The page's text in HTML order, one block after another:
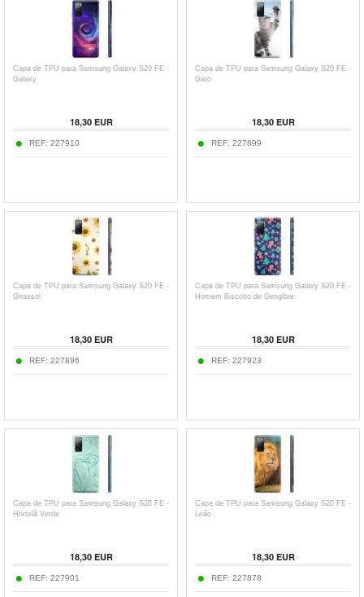
Capa de TPU para Samsung Galaxy S20 FE -
Galaxy
18,30EUR
REF: 227910
Capa de TPU para Samsung Galaxy S20 FE -
Gato
18,30EUR
REF: 227899
Capa de TPU para Samsung Galaxy S20 FE -
Girassol
18,30EUR
REF: 227896
Capa de TPU para Samsung Galaxy S20 FE -
Homem Biscoito de Gengibre
18,30EUR
REF: 227923
Capa de TPU para Samsung Galaxy S20 FE -
Hortelã Verde
18,30EUR
REF: 227901
Capa de TPU para Samsung Galaxy S20 FE -
Leão
18,30EUR
REF: 227878